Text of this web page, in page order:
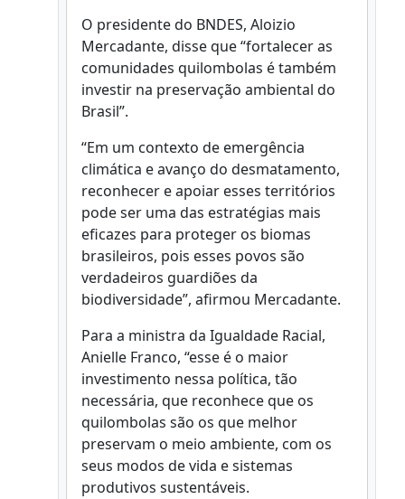
O presidente do BNDES, Aloizio
Mercadante, disse que “fortalecer as
comunidades quilombolas é também
investir na preservação ambiental do
Brasil”.
“Em um contexto de emergência
climática e avanço do desmatamento,
reconhecer e apoiar esses territórios
pode ser uma das estratégias mais
eficazes para proteger os biomas
brasileiros, pois esses povos são
verdadeiros guardiões da
biodiversidade”, afirmou Mercadante.
Para a ministra da Igualdade Racial,
Anielle Franco, “esse é o maior
investimento nessa política, tão
necessária, que reconhece que os
quilombolas são os que melhor
preservam o meio ambiente, com os
seus modos de vida e sistemas
produtivos sustentáveis.